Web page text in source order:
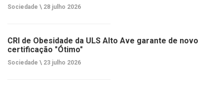
Sociedade \ 28 julho 2026
CRI de Obesidade da ULS Alto Ave garante de novo
certificação "Ótimo"
Sociedade \ 23 julho 2026